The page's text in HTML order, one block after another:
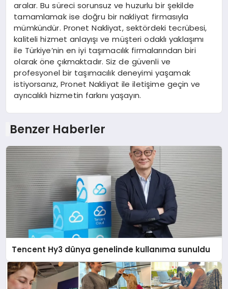
aralar. Bu süreci sorunsuz ve huzurlu bir şekilde
tamamlamak ise doğru bir nakliyat firmasıyla
mümkündür. Pronet Nakliyat, sektördeki tecrübesi,
kaliteli hizmet anlayışı ve müşteri odaklı yaklaşımı
ile Türkiye’nin en iyi taşımacılık firmalarından biri
olarak öne çıkmaktadır. Siz de güvenli ve
profesyonel bir taşımacılık deneyimi yaşamak
istiyorsanız, Pronet Nakliyat ile iletişime geçin ve
ayrıcalıklı hizmetin farkını yaşayın.
Benzer Haberler
Tencent Hy3 dünya genelinde kullanıma sunuldu